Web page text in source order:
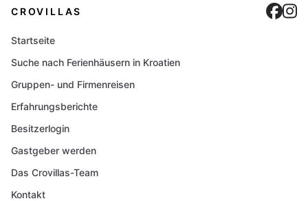
CROVILLAS
Startseite
Suche nach Ferienhäusern in Kroatien
Gruppen- und Firmenreisen
Erfahrungsberichte
Besitzerlogin
Gastgeber werden
Das Crovillas-Team
Kontakt